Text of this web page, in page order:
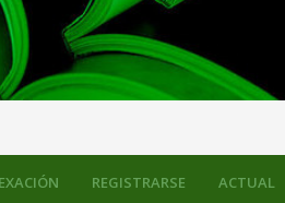
REGISTRARSE ACTUAL